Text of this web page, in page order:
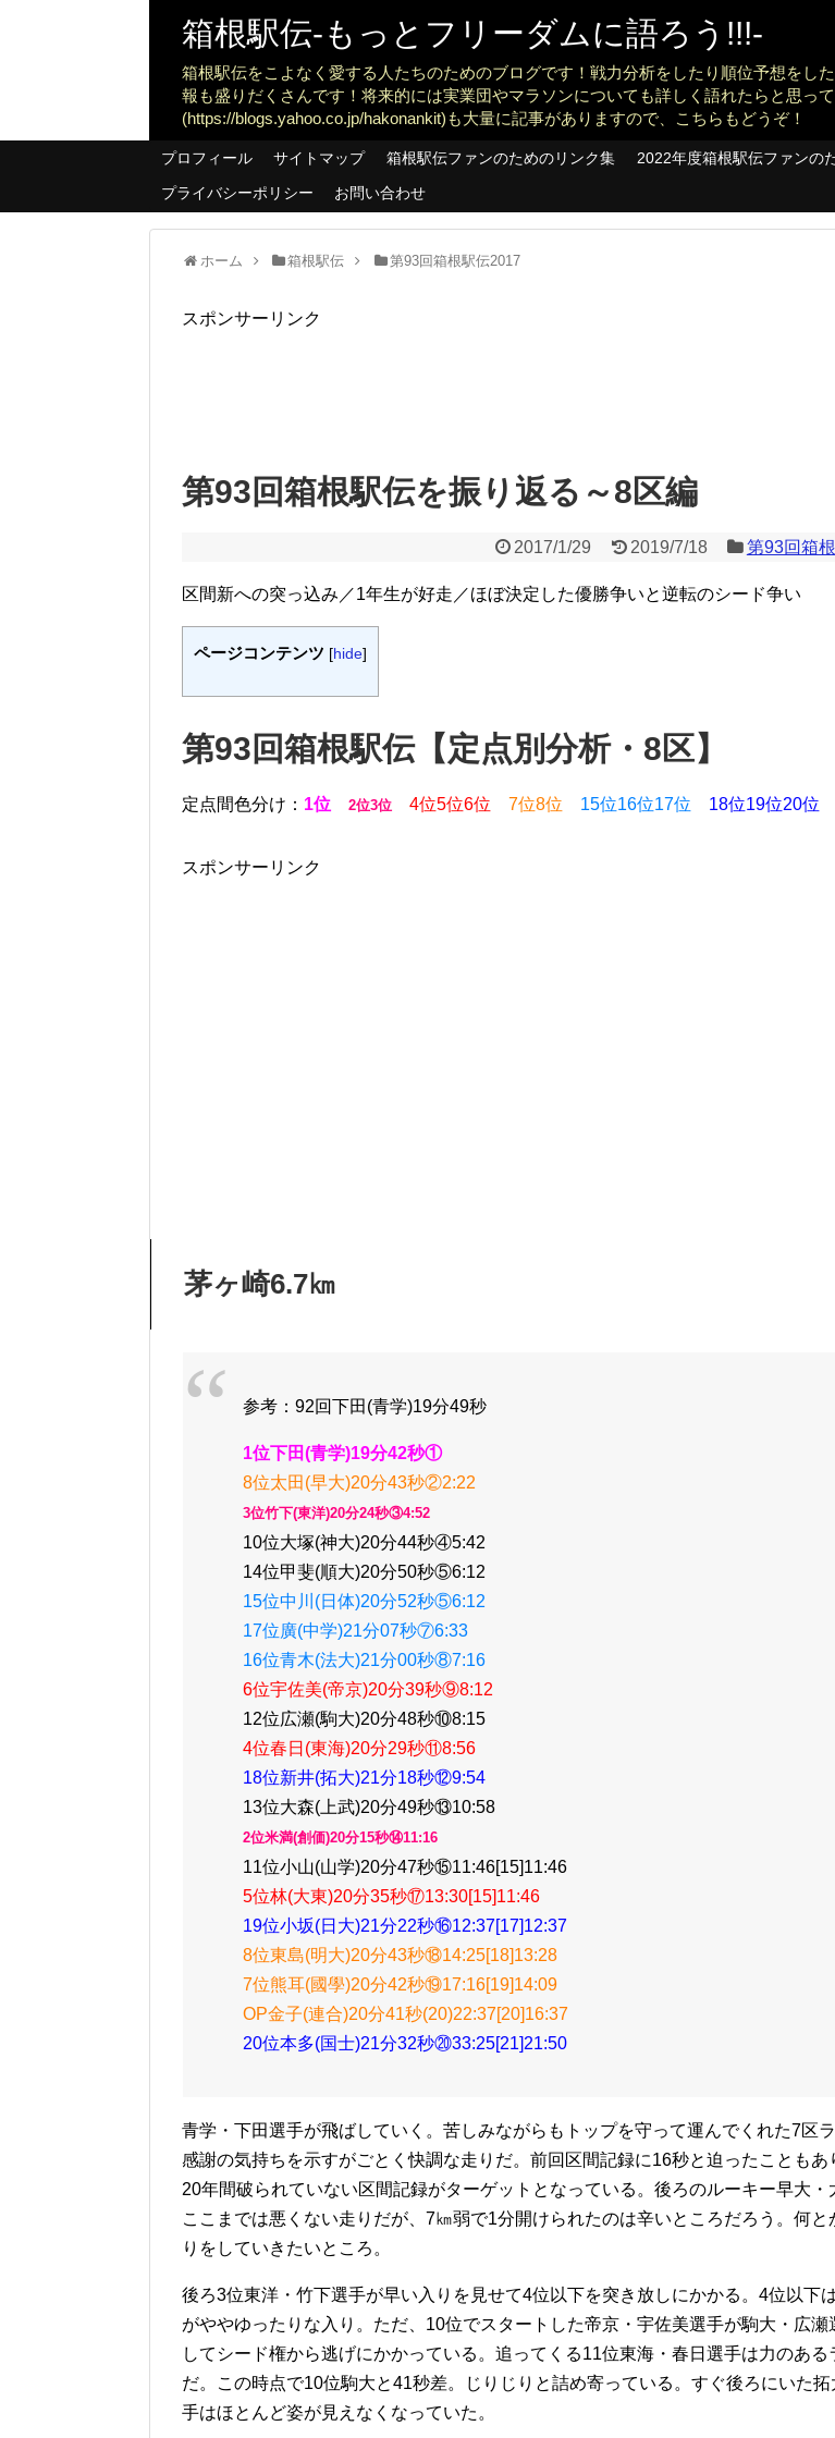
箱根駅伝-もっとフリーダムに語ろう!!!-
箱根駅伝をこよなく愛する人たちのためのブログです！戦力分析をしたり順位予想をし
報も盛りだくさんです！将来的には実業団やマラソンについても詳しく語れたらと思っ
(https://blogs.yahoo.co.jp/hakonankit)も大量に記事がありますので、こちらもどうぞ！
プロフィール サイトマップ 箱根駅伝ファンのためのリンク集 2022年度箱根駅伝ファンの
プライバシーポリシー
お問い合わせ
ホーム 箱根駅伝 第93回箱根駅伝2017
スポンサーリンク
第93回箱根駅伝を振り返る～8区編
2017/1/29 2019/7/18 第93回箱
区間新への突っ込み／1年生が好走／ほぼ決定した優勝争いと逆転のシード争い
ページコンテンツ [hide]
第93回箱根駅伝【定点別分析・8区】
定点間色分け： 1位 2位3位 4位5位6位 7位8位 15位16位17位 18位19位20位
スポンサーリンク
茅ヶ崎6.7㎞
参考：92回下田(青学)19分49秒
1位下田(青学)19分42秒①
8位太田(早大)20分43秒②2:22
3位竹下(東洋)20分24秒③4:52
10位大塚(神大)20分44秒④5:42
14位甲斐(順大)20分50秒⑤6:12
15位中川(日体)20分52秒⑤6:12
17位廣(中学)21分07秒⑦6:33
16位青木(法大)21分00秒⑧7:16
6位宇佐美(帝京)20分39秒⑨8:12
12位広瀬(駒大)20分48秒⑩8:15
4位春日(東海)20分29秒⑪8:56
18位新井(拓大)21分18秒⑫9:54
13位大森(上武)20分49秒⑬10:58
2位米満(創価)20分15秒⑭11:16
11位小山(山学)20分47秒⑮11:46[15]11:46
5位林(大東)20分35秒⑰13:30[15]11:46
19位小坂(日大)21分22秒⑯12:37[17]12:37
8位東島(明大)20分43秒⑱14:25[18]13:28
7位熊耳(國學)20分42秒⑲17:16[19]14:09
OP金子(連合)20分41秒(20)22:37[20]16:37
20位本多(国士)21分32秒⑳33:25[21]21:50
青学・下田選手が飛ばしていく。苦しみながらもトップを守って運んでくれた7区
感謝の気持ちを示すがごとく快調な走りだ。前回区間記録に16秒と迫ったこともあ
20年間破られていない区間記録がターゲットとなっている。後ろのルーキー早大・
ここまでは悪くない走りだが、7㎞弱で1分開けられたのは辛いところだろう。何と
りをしていきたいところ。
後ろ3位東洋・竹下選手が早い入りを見せて4位以下を突き放しにかかる。4位以下
がややゆったりな入り。ただ、10位でスタートした帝京・宇佐美選手が駒大・広瀬
してシード権から逃げにかかっている。追ってくる11位東海・春日選手は力のある
だ。この時点で10位駒大と41秒差。じりじりと詰め寄っている。すぐ後ろにいた拓
手はほとんど姿が見えなくなっていた。